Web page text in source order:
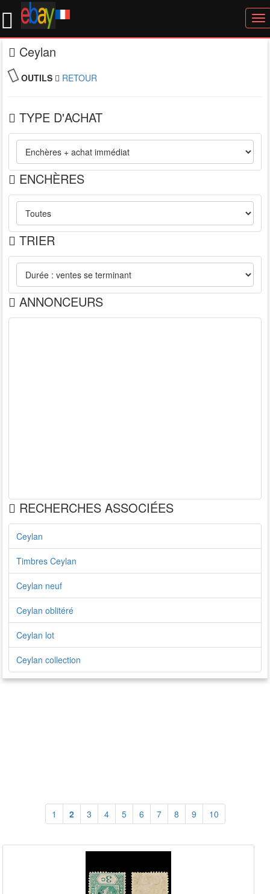
Ceylan
OUTILS RETOUR
TYPE D'ACHAT
ENCHÈRES
TRIER
ANNONCEURS
RECHERCHES ASSOCIÉES
Ceylan
Timbres Ceylan
Ceylan neuf
Ceylan oblitéré
Ceylan lot
Ceylan collection
1 2 3 4 5 6 7 8 9 10